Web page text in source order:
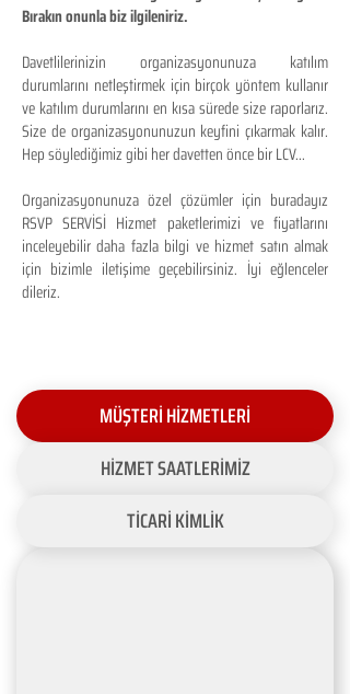
Bırakın onunla biz ilgileniriz.
Davetlilerinizin organizasyonunuza katılım
durumlarını netleştirmek için birçok yöntem kullanır
ve katılım durumlarını en kısa sürede size raporlarız.
Size de organizasyonunuzun keyfini çıkarmak kalır.
Hep söylediğimiz gibi her davetten önce bir LCV...
Organizasyonunuza özel çözümler için buradayız
RSVP SERVİSİ Hizmet paketlerimizi ve fiyatlarını
inceleyebilir daha fazla bilgi ve hizmet satın almak
için bizimle iletişime geçebilirsiniz. İyi eğlenceler
dileriz.
MÜŞTERİ HİZMETLERİ
HİZMET SAATLERİMİZ
TİCARİ KİMLİK